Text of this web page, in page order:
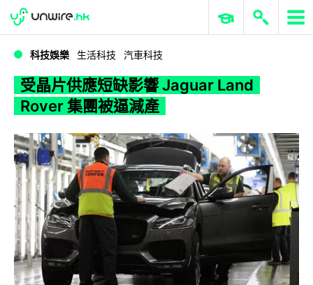
WWDC 2026 ERP 與商業 AI
科技娛樂 生活科技 汽車科技
受晶片供應短缺影響 Jaguar Land
Rover 集團被逼減產